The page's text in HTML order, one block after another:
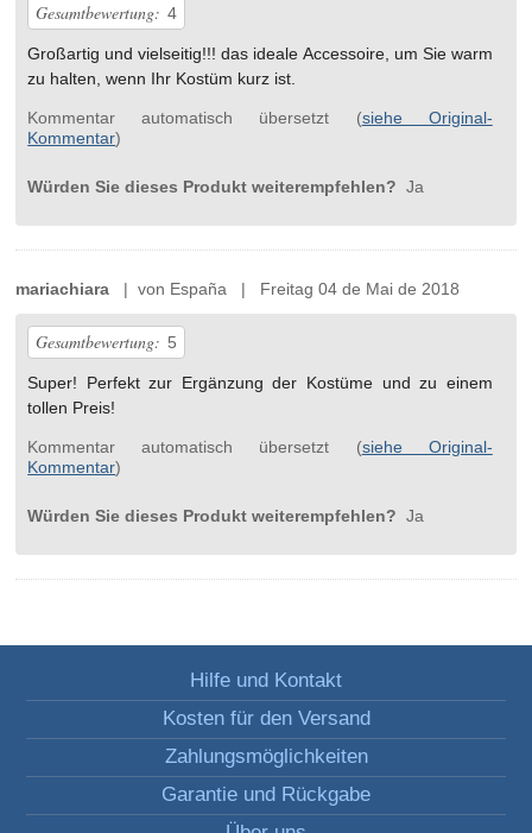
Gesamtbewertung: 4
Großartig und vielseitig!!! das ideale Accessoire, um Sie warm
zu halten, wenn Ihr Kostüm kurz ist.
Kommentar automatisch übersetzt (siehe Original-
Kommentar)
Würden Sie dieses Produkt weiterempfehlen? Ja
mariachiara | von España | Freitag 04 de Mai de 2018
Gesamtbewertung: 5
Super! Perfekt zur Ergänzung der Kostüme und zu einem
tollen Preis!
Kommentar automatisch übersetzt (siehe Original-
Kommentar)
Würden Sie dieses Produkt weiterempfehlen? Ja
Hilfe und Kontakt
Kosten für den Versand
Zahlungsmöglichkeiten
Garantie und Rückgabe